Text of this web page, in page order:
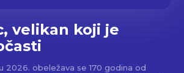
velikan koji je
2026. obeležava se 170 godina od